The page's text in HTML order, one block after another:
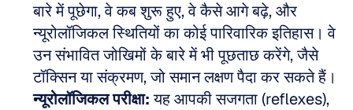
बारे में पूछेगा, वे कब शुरू हुए, वे कैसे आगे बढ़े, और
न्यूरोलॉजिकल स्थितियों का कोई पारिवारिक इतिहास। वे
उन संभावित जोखिमों के बारे में भी पूछताछ करेंगे, जैसे
टॉक्सिन या संक्रमण, जो समान लक्षण पैदा कर सकते हैं।
न्यूरोलॉजिकल परीक्षा: यह आपकी सजगता (reflexes),